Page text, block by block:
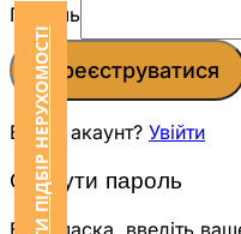
ЗАМОВИТИ ПІДБІР НЕРУХОМОСТІ
Пароль
Зареєструватися
Вже є акаунт? Увійти
Скинути пароль
Будь ласка, введіть